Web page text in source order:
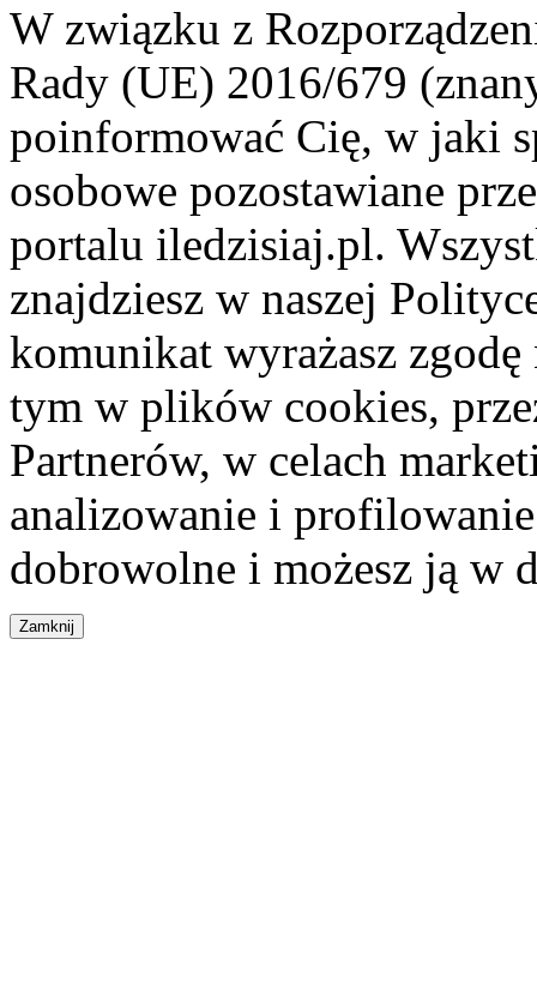
W związku z
Rady (UE) 2016/679
poinformować Cię, w jaki
osobowe pozostawiane
portalu iledzisiaj.pl.
znajdziesz w naszej
komunikat wyrażasz
tym w plików cookies,
Partnerów, w celach
analizowanie i
dobrowolne i możesz ją w